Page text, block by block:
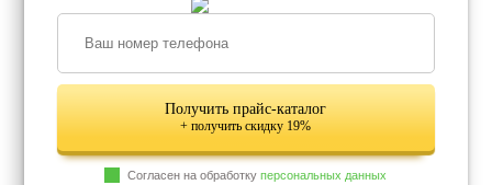
Получить прайс-каталог
+ получить скидку 19%
Согласен на обработкуперсональных данных